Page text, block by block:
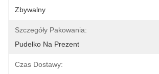
Zbywalny
Szczegóły Pakowania:
Pudełko Na Prezent
Czas Dostawy: